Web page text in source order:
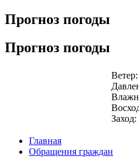
Прогноз погоды
Прогноз погоды
Заход:
Главная
Обращения граждан